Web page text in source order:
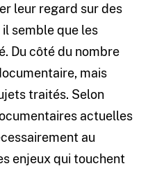
leur regard sur des
semble que les
Du côté du nombre
mais
traités. Selon
actuelles
au
enjeux qui touchent